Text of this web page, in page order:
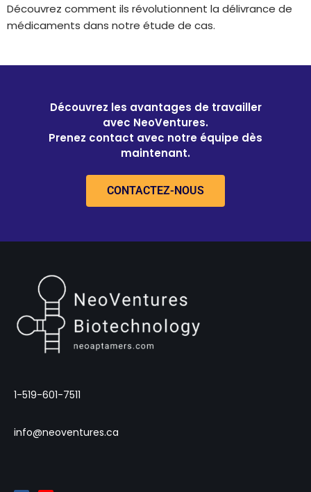
Découvrez comment ils révolutionnent la délivrance de
médicaments dans notre étude de cas.
Découvrez les avantages de travailler
avec NeoVentures.
Prenez contact avec notre équipe dès
maintenant.
CONTACTEZ-NOUS
1-519-601-7511
info@neoventures.ca